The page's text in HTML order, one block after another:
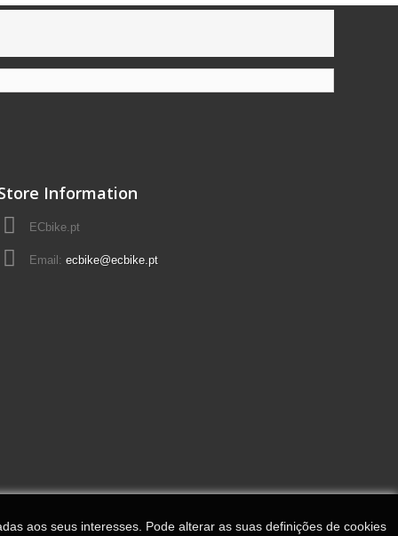
Information
ECbike.pt
Email: ecbike@ecbike.pt
aos seus interesses. Pode alterar as suas definições de cookies